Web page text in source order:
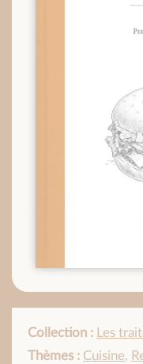
Collection : Les
Thèmes : Cuisine,